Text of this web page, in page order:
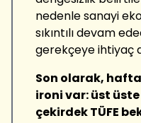
nedenle sanayi
sıkıntılı devam
gerekçeye ihtiyaç
Son olarak,
ironi var: üst
çekirdek TÜFE